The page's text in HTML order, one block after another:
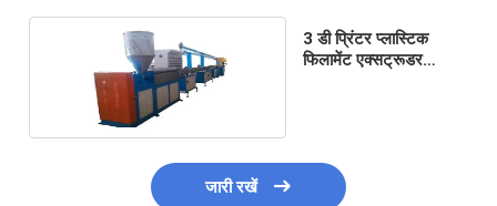
3 डी प्रिंटर प्लास्टिक
फिलामेंट एक्सट्रूडर
जारी रखें